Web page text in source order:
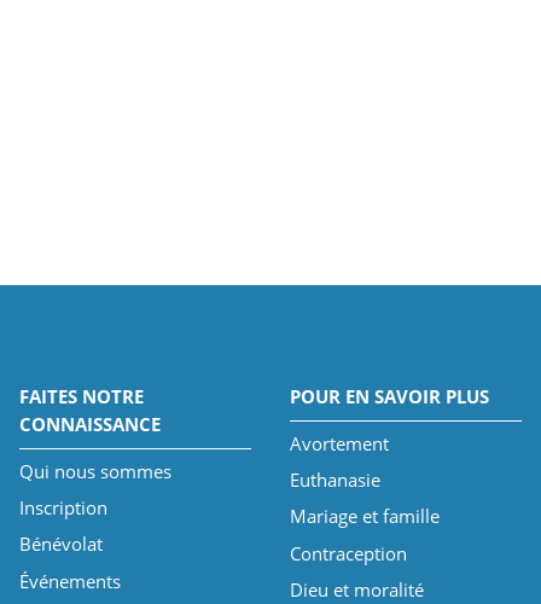
FAITES NOTRE
CONNAISSANCE
Qui nous sommes
Inscription
Bénévolat
Événements
POUR EN SAVOIR PLUS
Avortement
Euthanasie
Mariage et famille
Contraception
Dieu et moralité